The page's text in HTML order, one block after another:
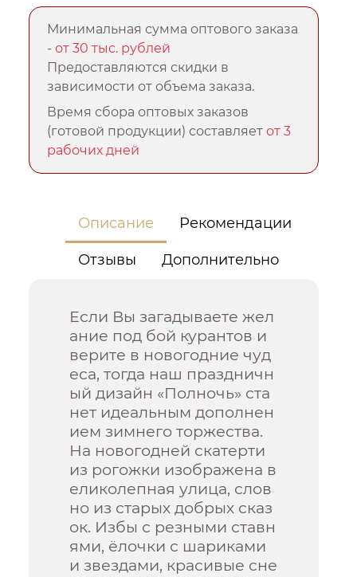
Минимальная сумма оптового заказа
-от 30 тыс. рублей
Предоставляются скидки в
зависимости от объема заказа.
Время сбора оптовых заказов
(готовой продукции) составляетот 3
рабочих дней
Описание Рекомендации
Отзывы Дополнительно
Если Вы загадываете жел
ание под бой курантов и
верите в новогодние чуд
еса, тогда наш праздничн
ый дизайн «Полночь» ста
нет идеальным дополнен
ием зимнего торжества.
На новогодней скатерти
из рогожки изображена в
еликолепная улица, слов
но из старых добрых сказ
ок. Избы с резными ставн
ями, ёлочки с шариками
и звездами, красивые сне